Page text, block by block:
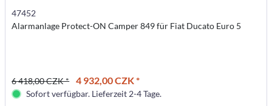
47452
Alarmanlage Protect-ON Camper 849 für Fiat Ducato Euro 5
6 418,00 CZK * 4 932,00 CZK *
Sofort verfügbar. Lieferzeit 2-4 Tage.